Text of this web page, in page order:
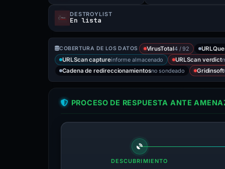
DESTROYLIST
En lista
COBERTURA DE LOS DATOS VirusTotal4 / 92
URLScan captureinforme almacenado URLScan verdict
Cadena de redireccionamientosno sondeado Gridinsoft
PROCESO DE RESPUESTA ANTE
DESCUBRIMIENTO